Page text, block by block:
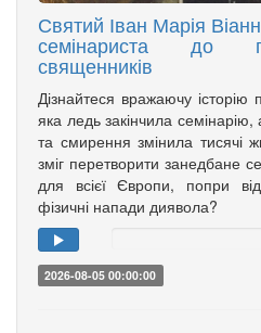
Святий Іван Марія
семінариста до
священників
Дізнайтеся вражаючу
яка ледь закінчила
та смирення змінила тисячі
зміг перетворити занедбане
для всієї Європи, попри
фізичні напади диявола?
2026-08-05 00:00:00